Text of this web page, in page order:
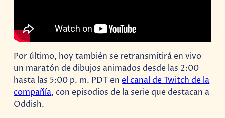
Por último, hoy también se retransmitirá en vivo
un maratón de dibujos animados desde las 2:00
hasta las 5:00 p. m. PDT enel canal de Twitch de la
compañía, con episodios de la serie que destacan a
Oddish.